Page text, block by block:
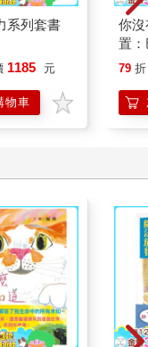
系列套書
1185 元
物車
你
置
事
79 折